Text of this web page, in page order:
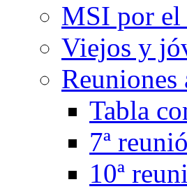
MSI por
Viejos y
Reuniones
Tabla
7ª
10ª